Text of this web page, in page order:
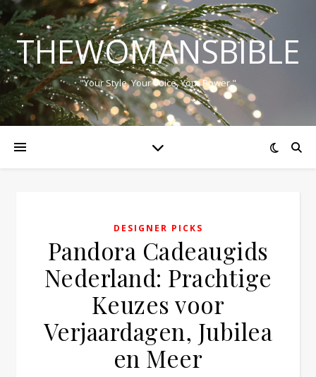
THEWOMANSBIBLE
"Your Style, Your Voice, Your Power."
DESIGNER PICKS
Pandora Cadeaugids
Nederland: Prachtige
Keuzes voor
Verjaardagen, Jubilea
en Meer